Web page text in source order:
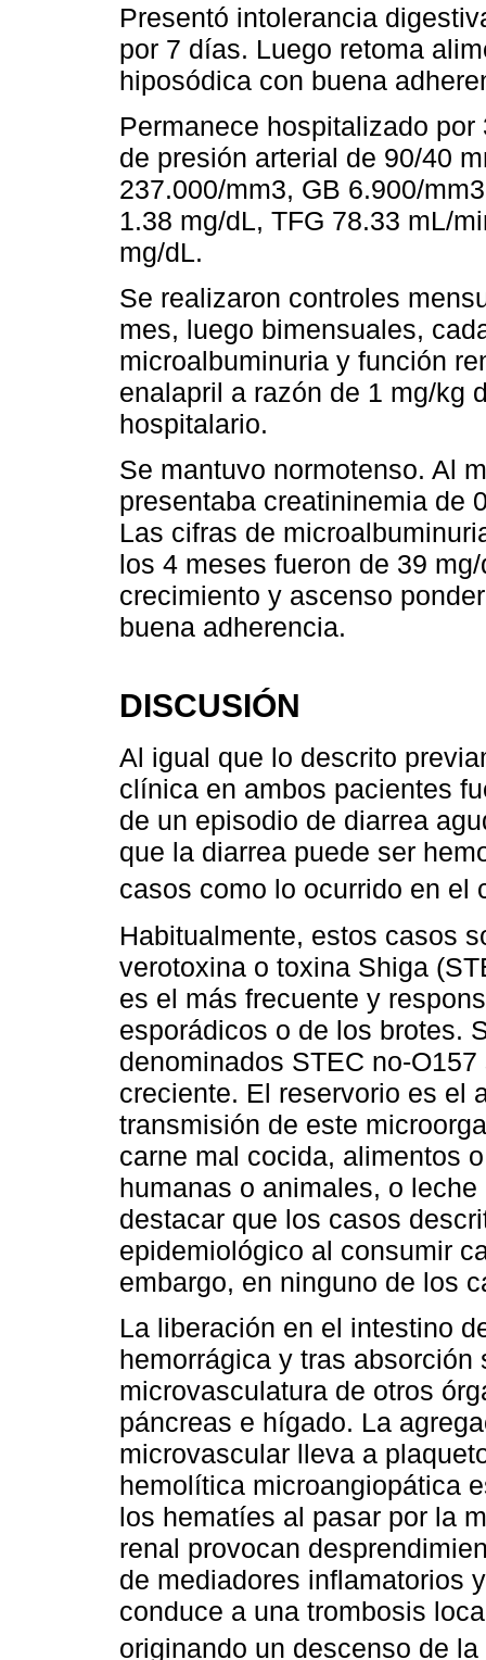
Presentó intolerancia
por 7 días. Luego retoma
hiposódica con buena
Permanece hospitalizado
de presión arterial de 90/40
237.000/mm3, GB 6.900/
1.38 mg/dL, TFG 78.33 mL/
mg/dL.
Se realizaron controles
mes, luego bimensuales,
microalbuminuria y función
enalapril a razón de 1 mg/kg
hospitalario.
Se mantuvo normotenso. Al
presentaba creatininemia de
Las cifras de
los 4 meses fueron de 39
crecimiento y ascenso
buena adherencia.
DISCUSIÓN
Al igual que lo descrito
clínica en ambos pacientes
de un episodio de diarrea
que la diarrea puede ser
casos como lo ocurrido en el
Habitualmente, estos casos
verotoxina o toxina Shiga
es el más frecuente y
esporádicos o de los brotes.
denominados STEC no-
creciente. El reservorio es el
transmisión de este
carne mal cocida, alimentos
humanas o animales, o
destacar que los casos
epidemiológico al consumir
embargo, en ninguno de los
La liberación en el intestino
hemorrágica y tras absorción
microvasculatura de otros
páncreas e hígado. La
microvascular lleva a
hemolítica microangiopática
los hematíes al pasar por la
renal provocan
de mediadores inflamatorios
conduce a una trombosis
originando un descenso de